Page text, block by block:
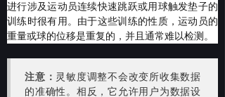
进行涉及运动员连续快速跳跃或用球触发垫子的
训练时很有用。 由于这些训练的性质，运动员的
重量或球的位移是重复的，并且通常难以检测。
注意： 灵敏度调整不会改变所收集数据
的准确性。 相反，它允许用户为数据设